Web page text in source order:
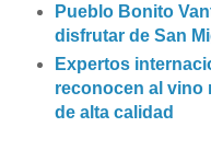
Pueblo Bonito
disfrutar de San
Expertos
reconocen al vino
de alta calidad